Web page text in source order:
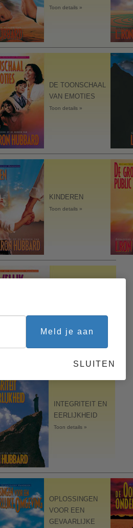
voor een
omgeving
en doelen
technologie van studeren
bij het dagelijks
Toon details »
DE TOONSCHAAL
VAN EMOTIES
Toon details »
KINDEREN
Toon details »
Toon details »
INTEGRITEIT EN
EERLIJKHEID
Toon details »
OPLOSSINGEN
VOOR EEN
GEVAARLIJKE
Meld je aan
SLUITEN